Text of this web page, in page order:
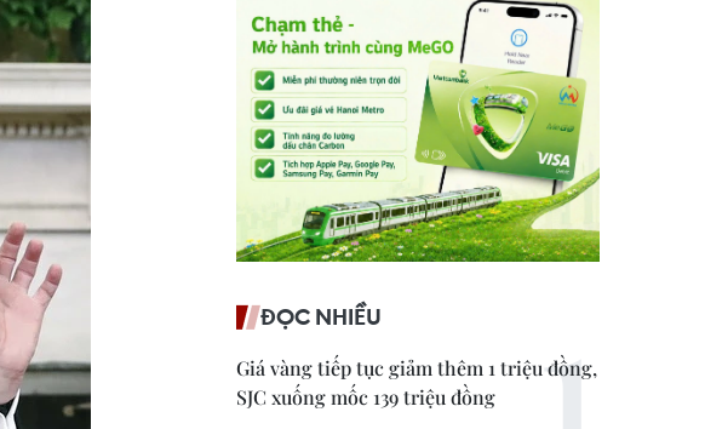
ĐỌC NHIỀU
Giá vàng tiếp tục giảm thêm 1 triệu đồng,
SJC xuống mốc 139 triệu đồng